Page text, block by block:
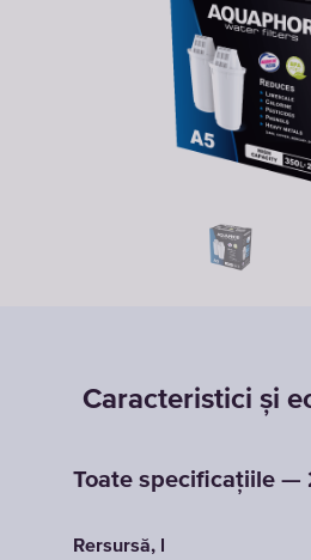
Caracteristici și
Toate specificațiile —
Rersursă, l